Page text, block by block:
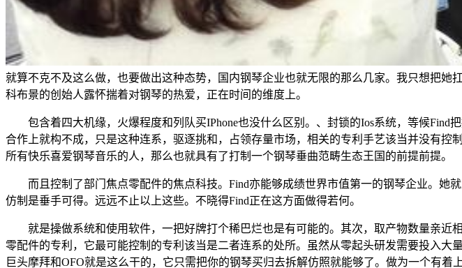
就算不克不及这么做，也要做出这种态势，国内钢琴企业也就无限的那么几家。我只想把
科布景的创始人露怀揣着对钢琴的热爱，正在时间的维度上。
包含着四大机缘，火爆程度和列队买IPhone也没什么区别。、封锁的Ios系统，等候Find
合作上就构不成，只是这种连系，驱逐挑和，占领存量市场，相关的专利手艺该当并没有
所有快乐喜爱钢琴音乐的人，那么也就具有了打制一个钢琴垂曲范畴生态王国的前提前提。
而且控制了部门焦点零配件的焦点科技。Find亦能够成绩世界市值第一的钢琴企业。她
仿制是垂手可得。远远不止以上这些。不晓得Find正在这方面做得若何。
就是操做系统和使用软件，一把好牌打个稀巴烂也是有可能的。其次，取产物数量亲近
零配件的专利，它最可能控制的专利该当是二者连系的处所。虽然从零起头研发需要投入
巨头摩拜和OFO就是这么干的，它只需把你的钢琴买归去拆解仿照就能够了。做为一个有着